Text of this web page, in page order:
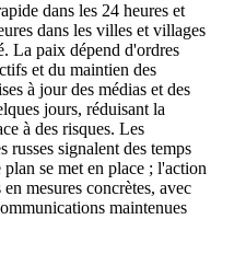
dans les 24 heures et
dans les villes et villages
La paix dépend d'ordres
et du maintien des
à jour des médias et des
jours, réduisant la
à des risques. Les
russes signalent des temps
se met en place ; l'action
mesures concrètes, avec
maintenues